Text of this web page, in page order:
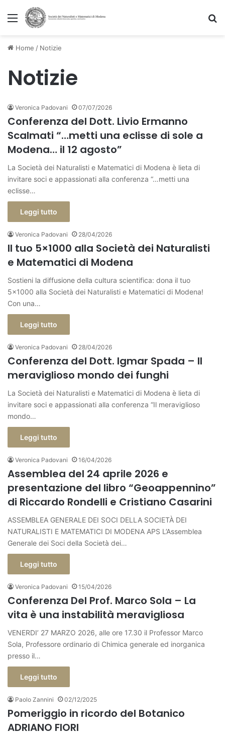
Menu
Home / Notizie
Notizie
Veronica Padovani 07/07/2026
Conferenza del Dott. Livio Ermanno
Scalmati “…metti una eclisse di sole a
Modena… il 12 agosto”
La Società dei Naturalisti e Matematici di Modena è lieta di
invitare soci e appassionati alla conferenza “…metti una
eclisse…
Leggi tutto
Veronica Padovani 28/04/2026
Il tuo 5×1000 alla Società dei Naturalisti
e Matematici di Modena
Sostieni la diffusione della cultura scientifica: dona il tuo
5×1000 alla Società dei Naturalisti e Matematici di Modena!
Con una…
Leggi tutto
Veronica Padovani 28/04/2026
Conferenza del Dott. Igmar Spada – Il
meraviglioso mondo dei funghi
La Società dei Naturalisti e Matematici di Modena è lieta di
invitare soci e appassionati alla conferenza “Il meraviglioso
mondo…
Leggi tutto
Veronica Padovani 16/04/2026
Assemblea del 24 aprile 2026 e
presentazione del libro “Geoappennino”
di Riccardo Rondelli e Cristiano Casarini
ASSEMBLEA GENERALE DEI SOCI DELLA SOCIETÀ DEI
NATURALISTI E MATEMATICI DI MODENA APS L’Assemblea
Generale dei Soci della Società dei…
Leggi tutto
Veronica Padovani 15/04/2026
Conferenza Del Prof. Marco Sola – La
vita è una instabilità meravigliosa
VENERDI’ 27 MARZO 2026, alle ore 17.30 il Professor Marco
Sola, Professore ordinario di Chimica generale ed inorganica
presso il…
Leggi tutto
Paolo Zannini 02/12/2025
Pomeriggio in ricordo del Botanico
ADRIANO FIORI